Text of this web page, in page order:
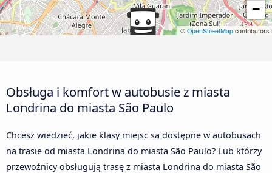
−
© OpenStreetMap contributors
Obsługa i komfort w autobusie z miasta
Londrina do miasta São Paulo
Chcesz wiedzieć, jakie klasy miejsc są dostępne w autobusach
na trasie od miasta Londrina do miasta São Paulo? Lub którzy
przewoźnicy obsługują trasę z miasta Londrina do miasta São